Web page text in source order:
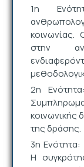
1η
στην
2η
κοινωνικής
της δράσης.
3η Ενότητα:
Η